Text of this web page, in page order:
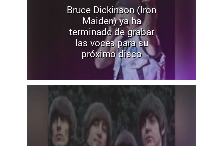
Bruce Dickinson (Iron
Maiden) ya ha
terminado de grabar
las voces para su
próximo disco